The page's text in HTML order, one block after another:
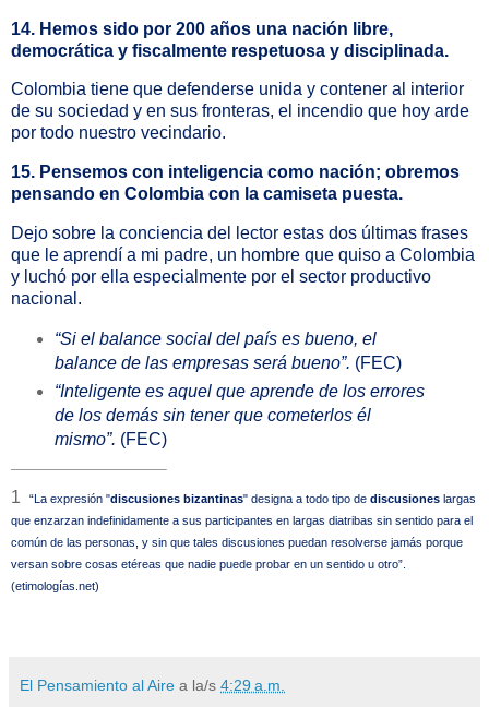
14. Hemos sido por 200 años una nación libre,
democrática y fiscalmente respetuosa y disciplinada.
Colombia tiene que defenderse unida y contener al interior
de su sociedad y en sus fronteras, el incendio que hoy arde
por todo nuestro vecindario.
15. Pensemos con inteligencia como nación; obremos
pensando en Colombia con la camiseta puesta.
Dejo sobre la conciencia del lector estas dos últimas frases
que le aprendí a mi padre, un hombre que quiso a Colombia
y luchó por ella especialmente por el sector productivo
nacional.
“Si el balance social del país es bueno, el
balance de las empresas será bueno”. (FEC)
“Inteligente es aquel que aprende de los errores
de los demás sin tener que cometerlos él
mismo”. (FEC)
1 “La expresión "discusiones bizantinas" designa a todo tipo de discusiones largas
que enzarzan indefinidamente a sus participantes en largas diatribas sin sentido para el
común de las personas, y sin que tales discusiones puedan resolverse jamás porque
versan sobre cosas etéreas que nadie puede probar en un sentido u otro”.
(etimologías.net)
El Pensamiento al Aire a la/s 4:29 a.m.